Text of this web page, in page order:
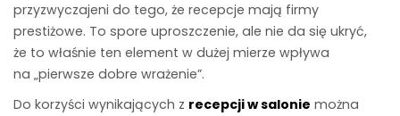
przyzwyczajeni do tego, że recepcje mają firmy
prestiżowe. To spore uproszczenie, ale nie da się ukryć,
że to właśnie ten element w dużej mierze wpływa
na „pierwsze dobre wrażenie”.
Do korzyści wynikających z recepcji w salonie można